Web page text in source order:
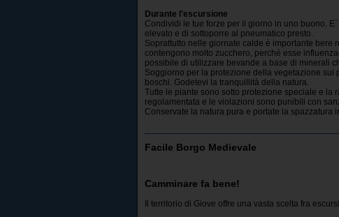
Durante l'escursione
Condividi le tue forze per il giorno in uno buono.
elevato e di sottoporre al pneumatico presto.
Soprattutto nelle giornate calde è importante
contengono molto zucchero, perché esse
possibile di utilizzare bevande a base di minerali
Soggiorno per la protezione della vegetazione
boschi. Godetevi la tranquillità della natura.
Tutte le piante sono sotto protezione speciale e la
regolamentata e le violazioni sono punibili con
Conservate la natura pura e portate la spazzatura
Facile Borgo Medievale
Camminare fa bene!
Il territorio di Giove offre una vasta scelta fra